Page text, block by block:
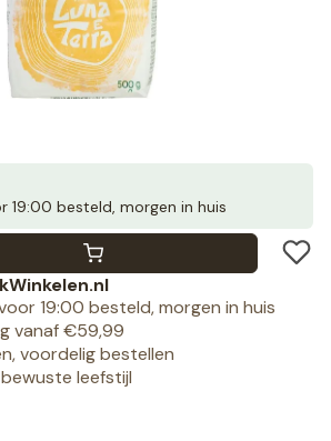
19:00 besteld, morgen in huis
19:00 besteld, morgen in huis
vanaf €59,99
voordelig bestellen
leefstijl